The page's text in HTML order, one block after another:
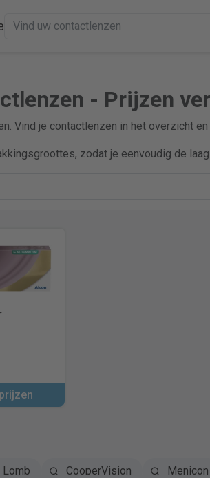
- Prijzen
Vind je contactlenzen in het overzicht
zodat je eenvoudig de
Lomb CooperVision Menicon